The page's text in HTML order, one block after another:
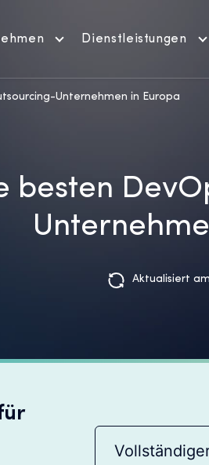
Dienstleistungen
Unternehmen in Europa
besten
Aktualisiert